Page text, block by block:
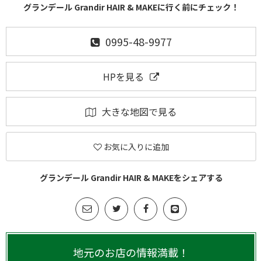
グランデール Grandir HAIR & MAKEに行く前にチェック！
0995-48-9977
HPを見る
大きな地図で見る
お気に入りに追加
グランデール Grandir HAIR & MAKEをシェアする
地元のお店の情報満載！